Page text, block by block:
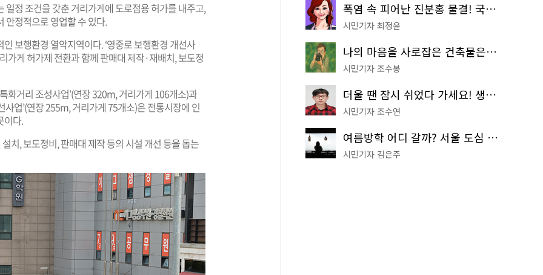
정 조건을 갖춘 거리가게에 도로점용 허가를 내주고,
안정적으로 영업할 수 있다.
보행환경 열악지역이다. ‘영중로 보행환경 개선사
가게 허가제 전환과 함께 판매대 제작·재배치, 보도정
화거리 조성사업’(연장 320m, 거리가게 106개소)과
업’(연장 255m, 거리가게 75개소)은 전통시장에 인
이다.
치, 보도정비, 판매대 제작 등의 시설 개선 등을 돕는
폭염 속 피어난 진분홍 물결! 국립중앙박물관 배롱나무 명소
시민기자 최정윤
나의 마음을 사로잡은 건축물은? '서울시 건축상' 수상작 공개!
시민기자 조수봉
더울 땐 잠시 쉬었다 가세요! 생수 냉장고부터 해피소·무더위쉼터까지
시민기자 조수연
여름방학 어디 갈까? 서울 도심 무료 실내 여행 코스 추천
시민기자 김은주